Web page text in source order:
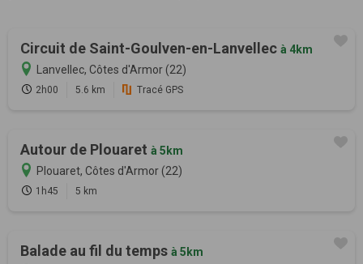
Circuit de Saint-Goulven-en-Lanvellec à 4km
Lanvellec, Côtes d'Armor (22)
2h00 5.6 km Tracé GPS
Autour de Plouaret à 5km
Plouaret, Côtes d'Armor (22)
1h45 5 km
Balade au fil du temps à 5km